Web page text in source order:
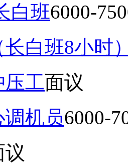
白班6000-
白班8小时
压工面议
机员6000-
议